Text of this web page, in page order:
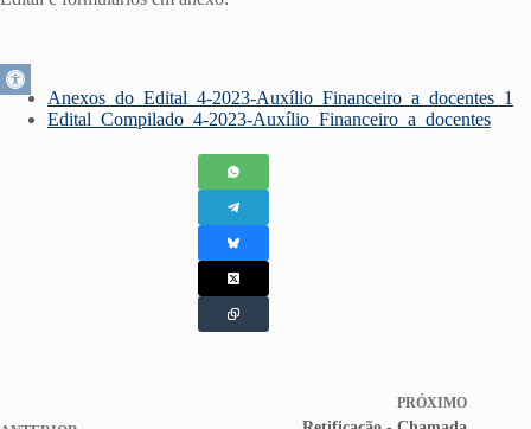
Abrir a barra de ferramentas
Anexos_do_Edital_4-2023-Auxílio_Financeiro_a_docentes_1
Edital_Compilado_4-2023-Auxílio_Financeiro_a_docentes
PRÓXIMO